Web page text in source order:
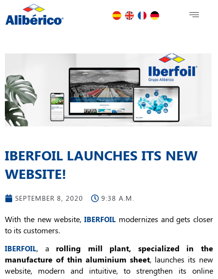
IBERFOIL LAUNCHES ITS NEW
WEBSITE!
SEPTEMBER 8, 2020 9:38 A.M.
With the new website, IBERFOIL modernizes and gets closer
to its customers.
IBERFOIL, a rolling mill plant, specialized in the
manufacture of thin aluminium sheet, launches its new
website, modern and intuitive, to strengthen its online